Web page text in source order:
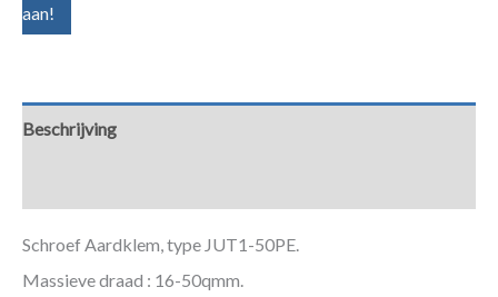
aan!
Beschrijving
Schroef Aardklem, type JUT1-50PE.
Massieve draad : 16-50qmm.